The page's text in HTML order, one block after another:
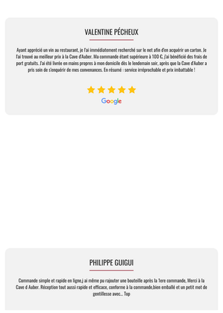
améliorations apportées au cours des années
au grand vin, il est fait en majorité avec les
raisins issus des vignes les plus jeunes. Les
vendanges sont manuelles avec tri à la vigne et